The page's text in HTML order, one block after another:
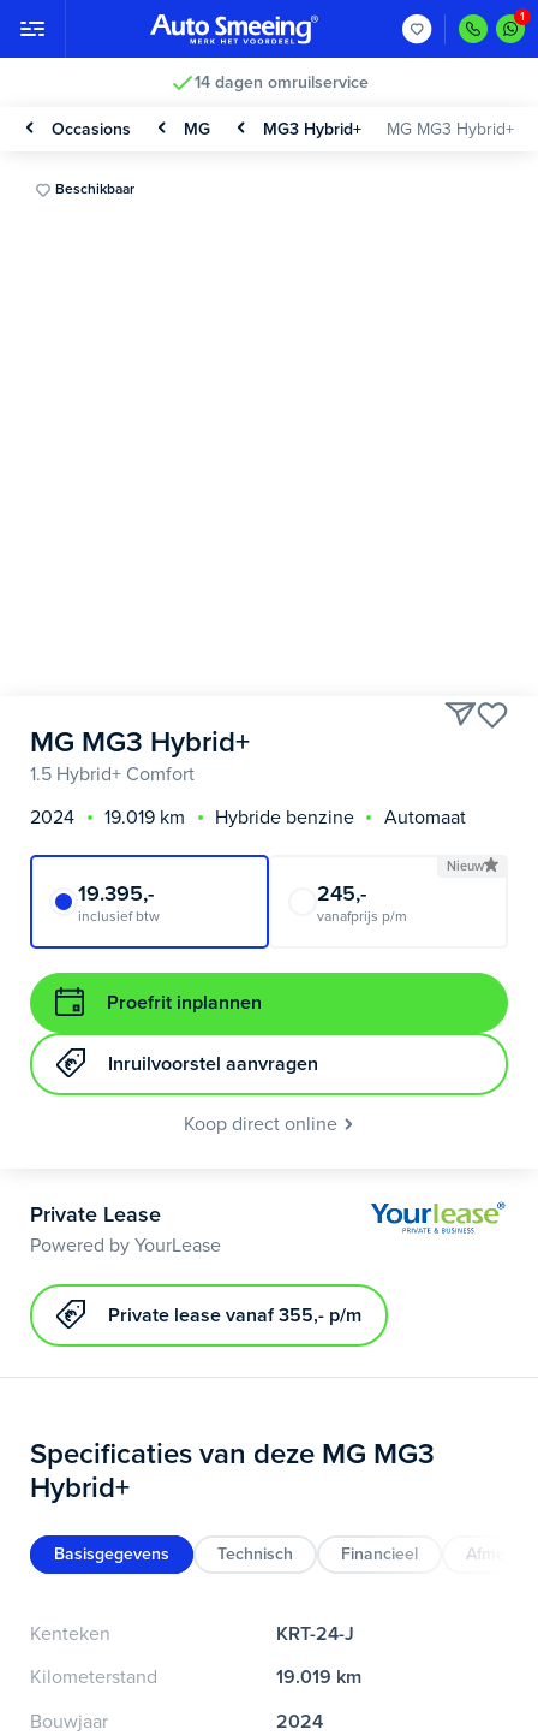
14 dagen omruilservice
Occasions MG MG3 Hybrid+ MG MG3 Hybrid+
Beschikbaar
MG MG3 Hybrid+
1.5 Hybrid+ Comfort
2024
19.019 km Hybride benzine Automaat
19.395,-
inclusief btw
Nieuw
245,-
vanafprijs p/m
Proefrit inplannen
Inruilvoorstel aanvragen
Koop direct online
Private Lease
Powered by YourLease
Private lease vanaf 355,- p/m
Specificaties van deze MG MG3
Hybrid+
Basisgegevens Technisch Financieel
Kenteken
KRT-24-J
Kilometerstand
19.019 km
Bouwjaar
2024